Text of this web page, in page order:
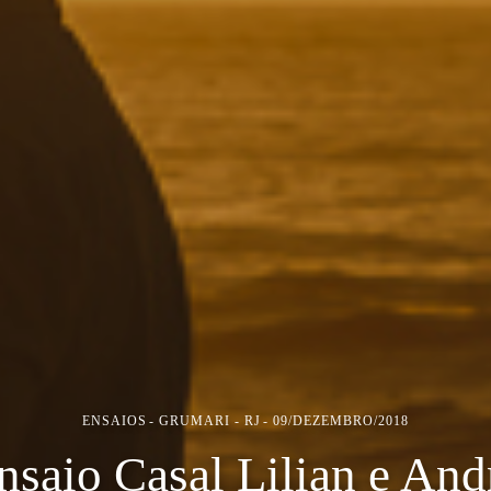
ENSAIOS GRUMARI - RJ 09/DEZEMBRO/2018
Casal Lilian e